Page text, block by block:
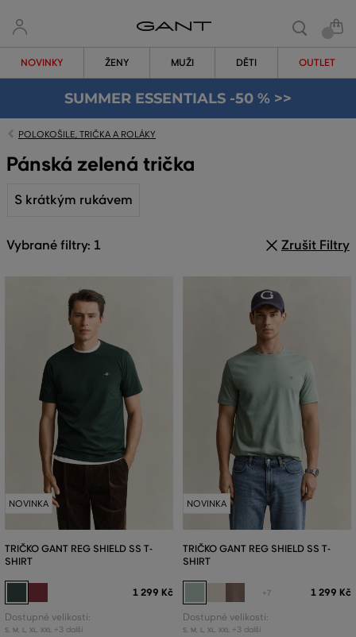
NOVINKY ŽENY MUŽI DĚTI OUTLET
SUMMER ESSENTIALS -50 % >>
POLOKOŠILE, TRIČKA A ROLÁKY
Pánská zelená trička
S krátkým rukávem
Vybrané filtry: 1 Zrušit Filtry
NOVINKA
TRIČKO GANT REG SHIELD SS T-
SHIRT
1 299 Kč
Dostupné velikosti:
S, M L XL XXL +3 další
NOVINKA
TRIČKO GANT REG SHIELD SS T-
SHIRT
+7 1 299 Kč
Dostupné velikosti:
S, M L XL XXL +3 další